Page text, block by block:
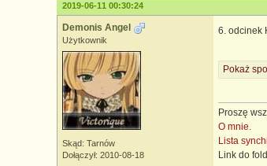
2019-06-11 00:30:24
Demonis Angel
Użytkownik
Skąd: Tarnów
Dołączył: 2010-08-18
6. odcinek
Pokaż
Proszę
O mnie.
Lista
Link do